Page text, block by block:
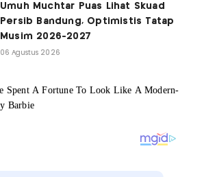
Umuh Muchtar Puas Lihat Skuad
Persib Bandung, Optimistis Tatap
Musim 2026-2027
06 Agustus 2026